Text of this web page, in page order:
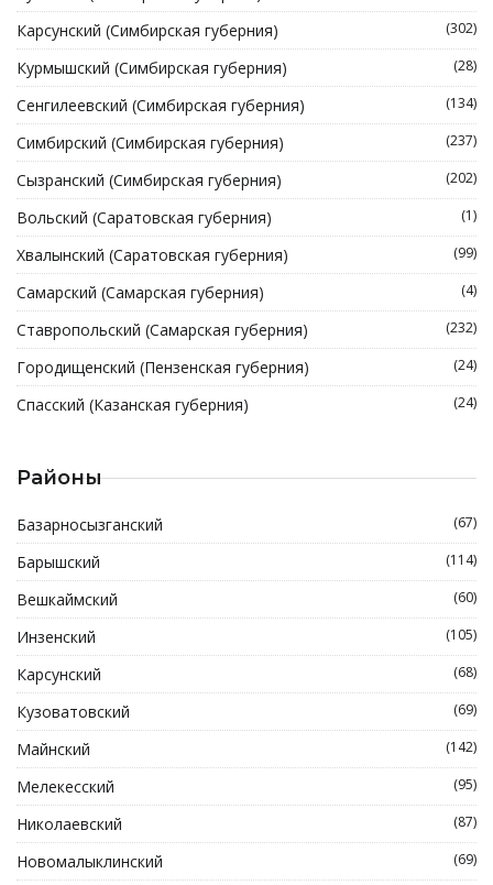
Карсунский (Симбирская губерния) (302)
Курмышский (Симбирская губерния) (28)
Сенгилеевский (Симбирская губерния) (134)
Симбирский (Симбирская губерния) (237)
Сызранский (Симбирская губерния) (202)
Вольский (Саратовская губерния) (1)
Хвалынский (Саратовская губерния) (99)
Самарский (Самарская губерния) (4)
Ставропольский (Самарская губерния) (232)
Городищенский (Пензенская губерния) (24)
Спасский (Казанская губерния) (24)
Районы
Базарносызганский (67)
Барышский (114)
Вешкаймский (60)
Инзенский (105)
Карсунский (68)
Кузоватовский (69)
Майнский (142)
Мелекесский (95)
Николаевский (87)
Новомалыклинский (69)